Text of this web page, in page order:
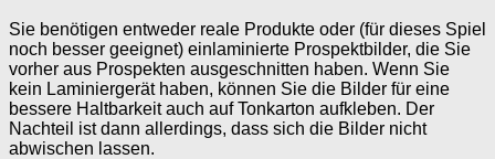
Sie benötigen entweder reale Produkte oder (für dieses Spiel
noch besser geeignet) einlaminierte Prospektbilder, die Sie
vorher aus Prospekten ausgeschnitten haben. Wenn Sie
kein Laminiergerät haben, können Sie die Bilder für eine
bessere Haltbarkeit auch auf Tonkarton aufkleben. Der
Nachteil ist dann allerdings, dass sich die Bilder nicht
abwischen lassen.